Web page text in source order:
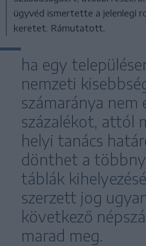
ügyvéd ismertette a jelenlegi
keretet. Rámutatott,
ha egy
nemzeti
számaránya nem
százalékot, attól
helyi tanács
dönthet a
táblák
szerzett jog
következő
marad meg.